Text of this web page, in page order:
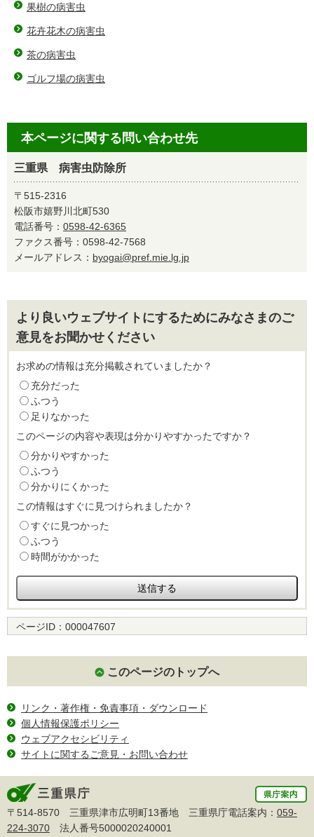
果樹の病害虫
花卉花木の病害虫
茶の病害虫
ゴルフ場の病害虫
本ページに関する問い合わせ先
三重県 病害虫防除所
〒515-2316
松阪市嬉野川北町530
電話番号： 0598-42-6365
ファクス番号：0598-42-7568
メールアドレス： byogai@pref.mie.lg.jp
より良いウェブサイトにするためにみなさまのご
意見をお聞かせください
お求めの情報は充分掲載されていましたか？
充分だった
ふつう
足りなかった
このページの内容や表現は分かりやすかったですか？
分かりやすかった
ふつう
分かりにくかった
この情報はすぐに見つけられましたか？
すぐに見つかった
ふつう
時間がかかった
ページID： 000047607
このページのトップへ
リンク・著作権・免責事項・ダウンロード
個人情報保護ポリシー
ウェブアクセシビリティ
サイトに関するご意見・お問い合わせ
〒514-8570 三重県津市広明町13番地 三重県庁電話案内： 059-
224-3070 法人番号5000020240001